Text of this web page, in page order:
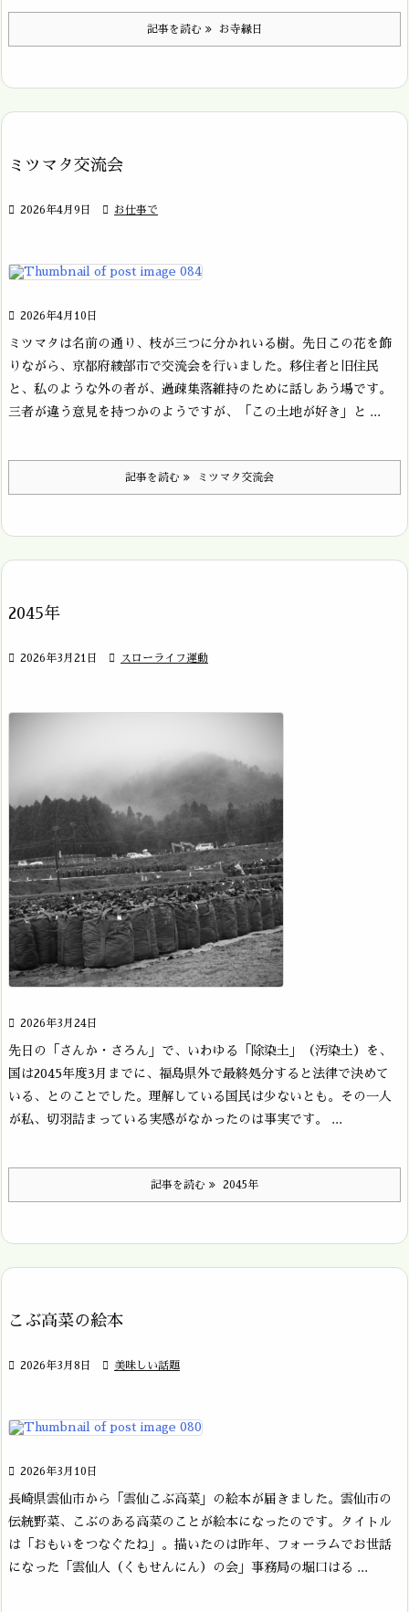
記事を読む お寺縁日
ミツマタ交流会
 2026年4月9日  お仕事で
 2026年4月10日
ミツマタは名前の通り、枝が三つに分かれいる樹。先日この花を飾
りながら、京都府綾部市で交流会を行いました。移住者と旧住民
と、私のような外の者が、過疎集落維持のために話しあう場です。
三者が違う意見を持つかのようですが、「この土地が好き」と ...
記事を読む ミツマタ交流会
2045年
 2026年3月21日  スローライフ運動
 2026年3月24日
先日の「さんか・さろん」で、いわゆる「除染土」（汚染土）を、
国は2045年度3月までに、福島県外で最終処分すると法律で決めて
いる、とのことでした。理解している国民は少ないとも。その一人
が私、切羽詰まっている実感がなかったのは事実です。 ...
記事を読む 2045年
こぶ高菜の絵本
 2026年3月8日  美味しい話題
 2026年3月10日
長崎県雲仙市から「雲仙こぶ高菜」の絵本が届きました。雲仙市の
伝統野菜、こぶのある高菜のことが絵本になったのです。タイトル
は「おもいをつなぐたね」。描いたのは昨年、フォーラムでお世話
になった「雲仙人（くもせんにん）の会」事務局の堀口はる ...